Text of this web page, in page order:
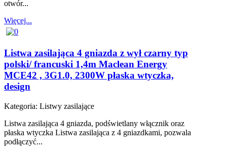
otwór...
Więcej...
Listwa zasilająca 4 gniazda z wył czarny typ
polski/ francuski 1,4m Maclean Energy
MCE42 , 3G1.0, 2300W płaska wtyczka,
design
Kategoria: Listwy zasilające
Listwa zasilająca 4 gniazda, podświetlany włącznik oraz
płaska wtyczka Listwa zasilająca z 4 gniazdkami, pozwala
podłączyć...